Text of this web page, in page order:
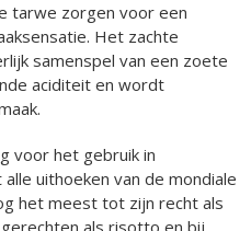
tarwe zorgen voor een
Het zachte
samenspel van een zoete
aciditeit en wordt
voor het gebruik in
uithoeken van de mondiale
het meest tot zijn recht als
als risotto en bij